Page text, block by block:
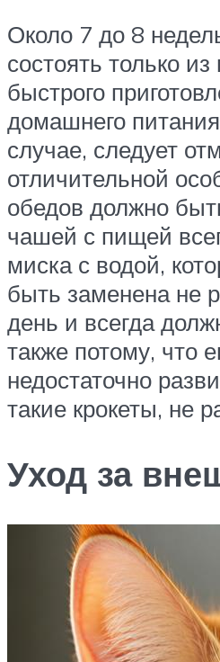
Около 7 до 8
состоять только из
быстрого
домашнего
случае, следует
отличительной
обедов должно
чашей с пищей
миска с водой,
быть заменена не
день и всегда
также потому, что
недостаточно
такие крокеты, не
Уход за